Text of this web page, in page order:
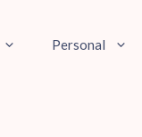
Personal